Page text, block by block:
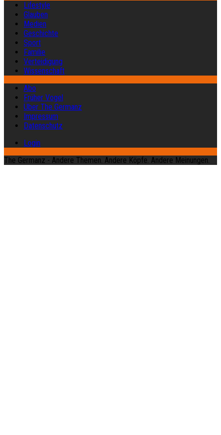
Lifestyle
Glauben
Medien
Geschichte
Sport
Familie
Verteidigung
Wissenschaft
Abo
Früher Vogel
Über The Germanz
Impressum
Datenschutz
Login
The Germanz - Andere Themen. Andere Köpfe. Andere Meinungen.